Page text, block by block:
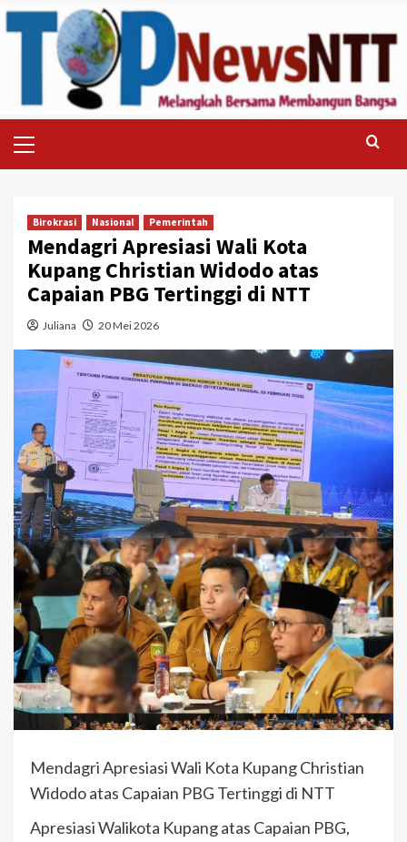
Skip
to
Menu
Birokrasi Nasional Pemerintah
Mendagri Apresiasi Wali Kota
Kupang Christian Widodo atas
Capaian PBG Tertinggi di NTT
Juliana 20 Mei 2026
Mendagri Apresiasi Wali Kota Kupang Christian
Widodo atas Capaian PBG Tertinggi di NTT
Apresiasi Walikota Kupang atas Capaian PBG,